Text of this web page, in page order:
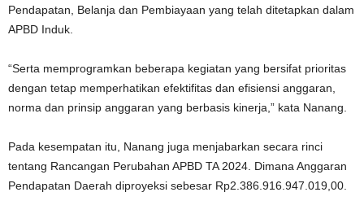
Pendapatan, Belanja dan Pembiayaan yang telah ditetapkan dalam
APBD Induk.
“Serta memprogramkan beberapa kegiatan yang bersifat prioritas
dengan tetap memperhatikan efektifitas dan efisiensi anggaran,
norma dan prinsip anggaran yang berbasis kinerja,” kata Nanang.
Pada kesempatan itu, Nanang juga menjabarkan secara rinci
tentang Rancangan Perubahan APBD TA 2024. Dimana Anggaran
Pendapatan Daerah diproyeksi sebesar Rp2.386.916.947.019,00.